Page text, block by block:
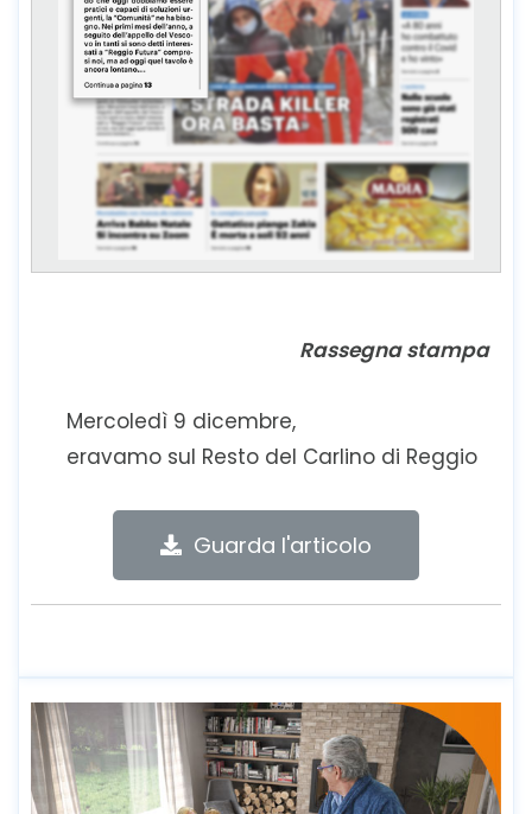
Rassegna stampa
Mercoledì 9 dicembre,
eravamo sul Resto del Carlino di Reggio
Guarda l'articolo